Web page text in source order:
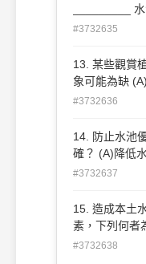
_________
硫化鐵 (B)鐵
#3732635
13. 某些觀賞
象可能為缺
反應。
#3732636
14. 防止水池
確？ (A)降低
池的深度 (C)
#3732637
15. 造成本土
素，下列何者
(B)水域棲地環
#3732638